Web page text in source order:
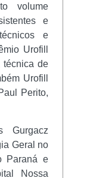
volume
e
e
Urofill
técnica de
Urofill
Perito,
Gurgacz
Geral no
Paraná e
Nossa